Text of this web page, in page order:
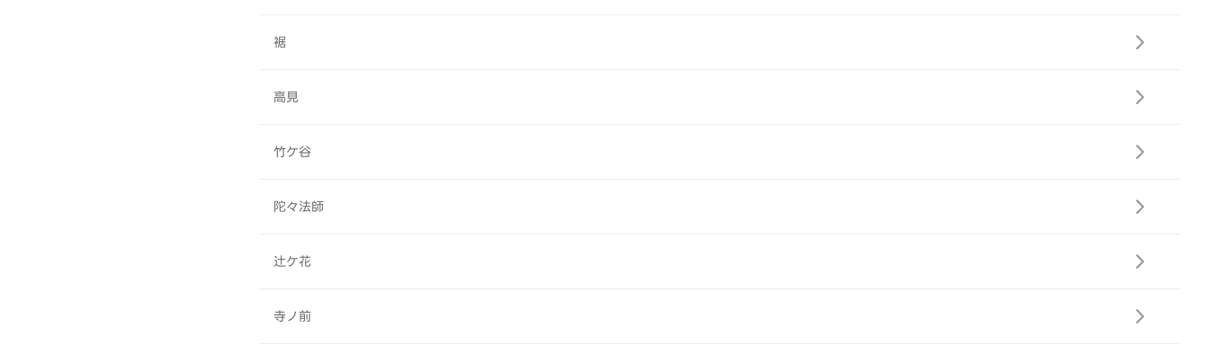
裾
高見
竹ケ谷
陀々法師
辻ケ花
寺ノ前